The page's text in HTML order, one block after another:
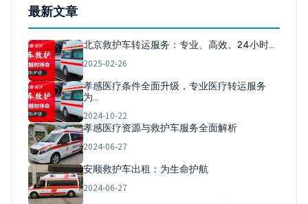
最新文章
北京救护车转运服务：专业、高效、24小时…
2025-02-26
孝感医疗条件全面升级，专业医疗转运服务
为…
2024-10-22
孝感医疗资源与救护车服务全面解析
2024-06-27
安顺救护车出租：为生命护航
2024-06-27